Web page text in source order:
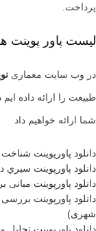
پرداخت.
لیست پاور پوینت
در وب سایت معماری
طبیعت را ارائه داده
شما ارائه خواهیم داد
دانلود پاورپوینت
دانلود پاورپوینت
دانلود پاورپوینت
دانلود پاورپوینت
شهری)